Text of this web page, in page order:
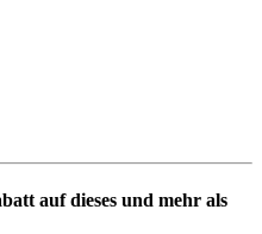
auf dieses und mehr als